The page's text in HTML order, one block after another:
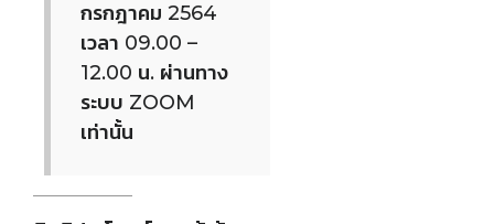
กรกฎาคม 2564
เวลา 09.00 –
12.00 น. ผ่านทาง
ระบบ ZOOM
เท่านั้น